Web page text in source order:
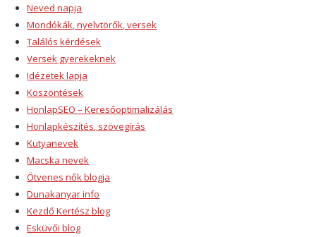
Neved napja
Mondókák, nyelvtörők, versek
Találós kérdések
Versek gyerekeknek
Idézetek lapja
Köszöntések
HonlapSEO – Keresőoptimalizálás
Honlapkészítés, szövegírás
Kutyanevek
Macska nevek
Ötvenes nők blogja
Dunakanyar info
Kezdő Kertész blog
Esküvői blog